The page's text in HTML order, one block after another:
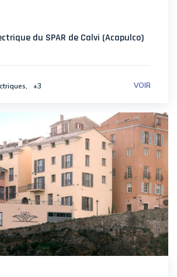
du SPAR de Calvi (Acapulco)
+3 VOIR